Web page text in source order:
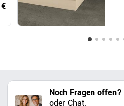
Noch Fragen offen?
oder Chat.